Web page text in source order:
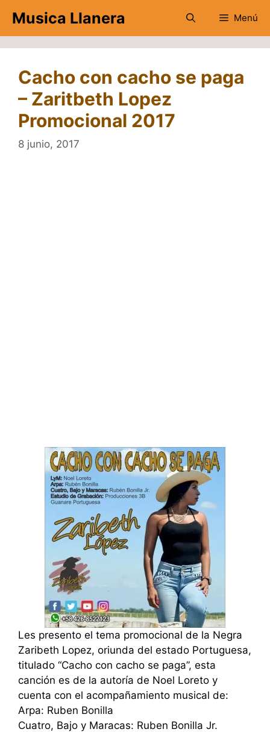
contenido
Musica Llanera Menú
Cacho con cacho se paga
– Zaritbeth Lopez
Promocional 2017
8 junio, 2017
Les presento el tema promocional de la Negra
Zaribeth Lopez, oriunda del estado Portuguesa,
titulado “Cacho con cacho se paga”, esta
canción es de la autoría de Noel Loreto y
cuenta con el acompañamiento musical de:
Arpa: Ruben Bonilla
Cuatro, Bajo y Maracas: Ruben Bonilla Jr.